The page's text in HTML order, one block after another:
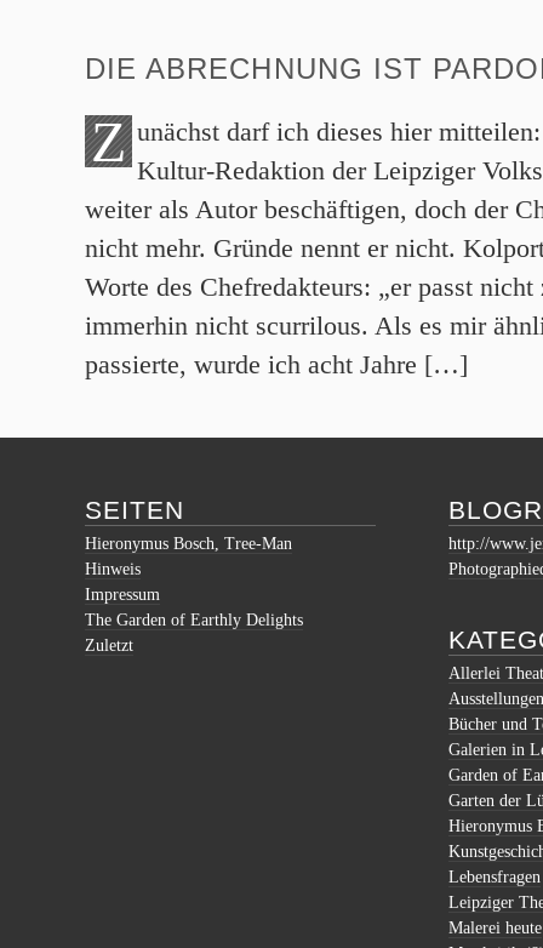
DIE ABRECHNUNG IST
Z unächst darf ich dieses hier
Kultur-Redaktion der Leipziger
weiter als Autor beschäftigen, doch der
nicht mehr. Gründe nennt er nicht.
Worte des Chefredakteurs: „er passt
immerhin nicht scurrilous. Als es mir
passierte, wurde ich acht Jahre […]
SEITEN
Hieronymus Bosch, Tree-Man
Hinweis
Impressum
The Garden of Earthly Delights
Zuletzt
http://
Allerlei
Ausstellungen
Bücher und
Galerien in
Garden of
Garten der
Hieronymus
Lebensfragen
Leipziger
Malerei heute